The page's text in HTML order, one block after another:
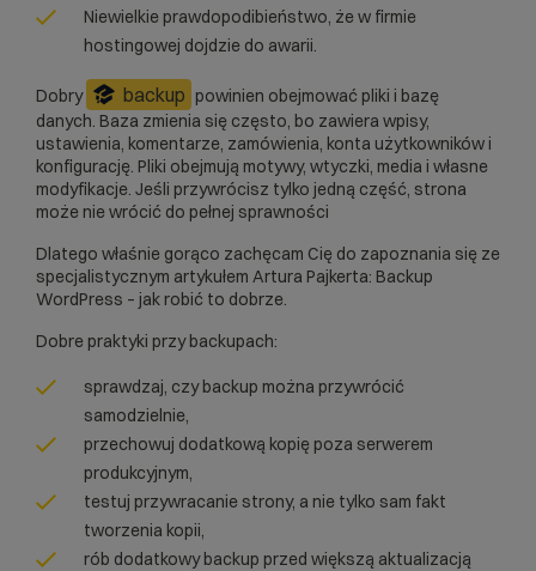
Niewielkie prawdopodibieństwo, że w firmie
hostingowej dojdzie do awarii.
Dobry backup powinien obejmować pliki i bazę
danych. Baza zmienia się często, bo zawiera wpisy,
ustawienia, komentarze, zamówienia, konta użytkowników i
konfigurację. Pliki obejmują motywy, wtyczki, media i własne
modyfikacje. Jeśli przywrócisz tylko jedną część, strona
może nie wrócić do pełnej sprawności
Dlatego właśnie gorąco zachęcam Cię do zapoznania się ze
specjalistycznym artykułem Artura Pajkerta: Backup
WordPress – jak robić to dobrze.
Dobre praktyki przy backupach:
sprawdzaj, czy backup można przywrócić
samodzielnie,
przechowuj dodatkową kopię poza serwerem
produkcyjnym,
testuj przywracanie strony, a nie tylko sam fakt
tworzenia kopii,
rób dodatkowy backup przed większą aktualizacją